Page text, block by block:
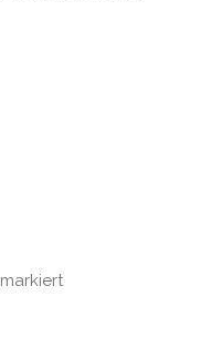
markiert